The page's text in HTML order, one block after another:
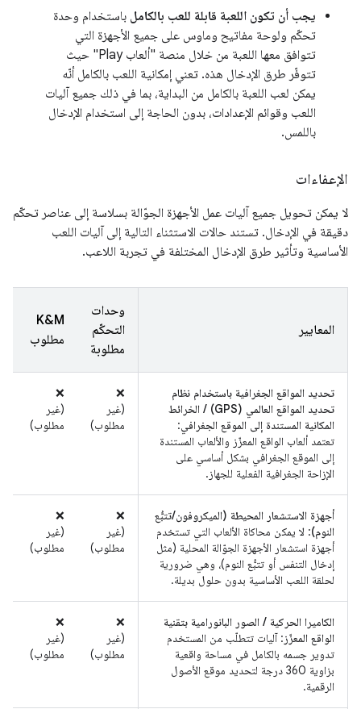
يجب أن تكون اللعبة قابلة للعب بالكامل باستخدام وحدة
تحكّم ولوحة مفاتيح وماوس على جميع الأجهزة التي
تتوافق معها اللعبة من خلال منصة "ألعاب Play" حيث
تتوفّر طرق الإدخال هذه. تعني إمكانية اللعب بالكامل أنّه
يمكن لعب اللعبة بالكامل من البداية، بما في ذلك جميع آليات
اللعب وقوائم الإعدادات، بدون الحاجة إلى استخدام الإدخال
باللمس.
الإعفاءات
لا يمكن تحويل جميع آليات عمل الأجهزة الجوّالة بسلاسة إلى عناصر تحكّم
دقيقة في الإدخال. تستند حالات الاستثناء التالية إلى آليات اللعب
الأساسية وتأثير طرق الإدخال المختلفة في تجربة اللاعب.
المعايير
وحدات
التحكّم
مطلوبة
K&M
مطلوب
تحديد المواقع الجغرافية باستخدام نظام
تحديد المواقع العالمي (GPS) / الخرائط
المكانية المستندة إلى الموقع الجغرافي :
تعتمد ألعاب الواقع المعزّز والألعاب المستندة
إلى الموقع الجغرافي بشكل أساسي على
الإزاحة الجغرافية الفعلية للجهاز.
‫❌
(غير
مطلوب)
‫❌
(غير
مطلوب)
أجهزة الاستشعار المحيطة (الميكروفون/تتبُّع
النوم): لا يمكن محاكاة الألعاب التي تستخدم
أجهزة استشعار الأجهزة الجوّالة المحلية (مثل
إدخال التنفس أو تتبُّع النوم)، وهي ضرورية
لحلقة اللعب الأساسية بدون حلول بديلة.
‫❌
(غير
مطلوب)
‫❌
(غير
مطلوب)
الكاميرا الحركية / الصور البانورامية بتقنية
الواقع المعزّز: آليات تتطلّب من المستخدم
تدوير جسمه بالكامل في مساحة واقعية
بزاوية 360 درجة لتحديد موقع الأصول
الرقمية.
‫❌
(غير
مطلوب)
‫❌
(غير
مطلوب)